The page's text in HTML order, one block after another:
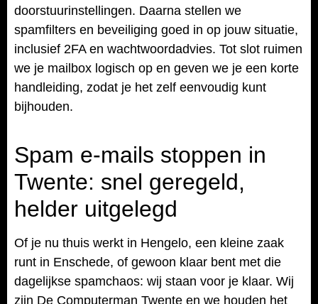
doorstuurinstellingen. Daarna stellen we
spamfilters en beveiliging goed in op jouw situatie,
inclusief 2FA en wachtwoordadvies. Tot slot ruimen
we je mailbox logisch op en geven we je een korte
handleiding, zodat je het zelf eenvoudig kunt
bijhouden.
Spam e-mails stoppen in
Twente: snel geregeld,
helder uitgelegd
Of je nu thuis werkt in Hengelo, een kleine zaak
runt in Enschede, of gewoon klaar bent met die
dagelijkse spamchaos: wij staan voor je klaar. Wij
zijn De Computerman Twente en we houden het